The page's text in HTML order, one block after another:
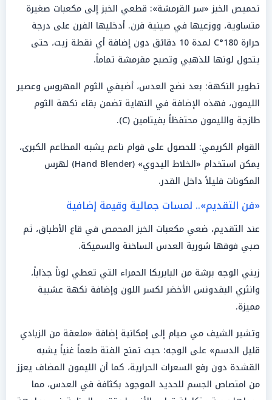
تحميص الخبز «سر القرمشة»: قطعي الخبز إلى مكعبات صغيرة
متساوية، ووزعيها في صينية فرن. أدخليها الفرن على درجة
حرارة 180°C لمدة 10 دقائق دون إضافة أي نقطة زيت، حتى
يتحول لونها للذهبي وتصبح مقرمشة تماماً.
تطوير النكهة: بعد نضج العدس، أضيفي الثوم المهروس وعصير
الليمون، فهذه الإضافة في النهاية تضمن بقاء نكهة الثوم
طازجة والليمون محتفظاً بفيتامين (C).
القوام الكريمي: للحصول على قوام ناعم يشبه المطاعم الكبرى،
يمكن استخدام «الخلاط اليدوي» (Hand Blender) لهرس
المكونات قليلاً داخل القدر.
«فن التقديم».. لمسات جمالية وقيمة إضافية
عند التقديم، ضعي مكعبات الخبز المحمص في قاع الأطباق، ثم
صبي فوقها شوربة العدس الساخنة والسميكة.
زيني الوجه برشة من البابريكا الحمراء التي تعطي لوناً جذاباً،
وانثري البقدونس الأخضر لكسر اللون وإضافة نكهة عشبية
مميزة.
وتشير الشيف مي صيام إلى إمكانية إضافة «ملعقة من الزبادي
قليل الدسم» على الوجه؛ حيث تمنح الفتة طعماً غنياً يشبه
القشدة دون رفع السعرات الحرارية، كما أن الليمون المضاف يعزز
من امتصاص الجسم للحديد الموجود بكثافة في العدس، مما